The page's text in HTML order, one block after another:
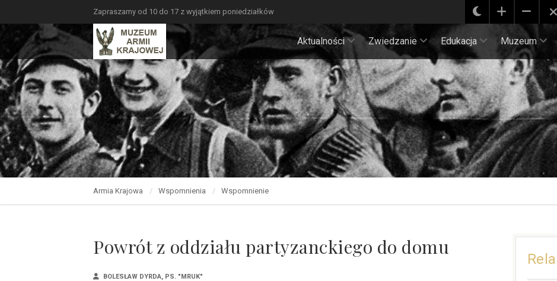
Zapraszamy od 10 do 17 z wyjątkiem poniedziałków
Aktualności Zwiedzanie Edukacja Muzeum
Armia Krajowa Wspomnienia Wspomnienie
Powrót z oddziału partyzanckiego do domu
BOLESŁAW DYRDA, PS. "MRUK"